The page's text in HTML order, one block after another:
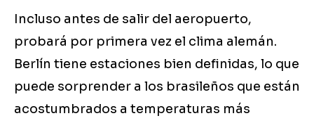
Incluso antes de salir del aeropuerto,
probará por primera vez el clima alemán.
Berlín tiene estaciones bien definidas, lo que
puede sorprender a los brasileños que están
acostumbrados a temperaturas más